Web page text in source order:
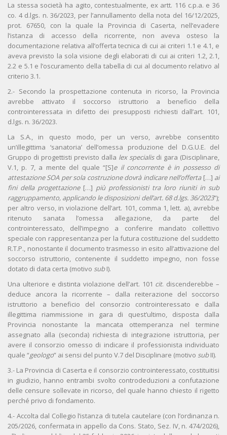
La stessa società ha agito, contestualmente, ex artt. 116 c.p.a. e 36
co. 4 d.lgs. n. 36/2023, per l’annullamento della nota del 16/12/2025,
prot. 67650, con la quale la Provincia di Caserta, nell’evadere
l’istanza di accesso della ricorrente, non aveva osteso la
documentazione relativa all’offerta tecnica di cui ai criteri 1.1 e 4.1, e
aveva previsto la sola visione degli elaborati di cui ai criteri 1.2, 2.1,
2.2 e 5.1 e l’oscuramento della tabella di cui al documento relativo al
criterio 3.1.
2.- Secondo la prospettazione contenuta in ricorso, la Provincia
avrebbe attivato il soccorso istruttorio a beneficio della
controinteressata in difetto dei presupposti richiesti dall’art. 101,
d.lgs. n. 36/2023.
La S.A., in questo modo, per un verso, avrebbe consentito
un’illegittima ‘sanatoria’ dell’omessa produzione del D.G.U.E. del
Gruppo di progettisti previsto dalla lex specialisdi gara (Disciplinare,
V.1, p. 7, a mente del quale “[S]e il concorrente è in possesso di
attestazione SOA per sola costruzione dovrà indicare nell’offerta[…] ai
fini della progettazione[…] più professionisti tra loro riuniti in sub
raggruppamento, applicando le disposizioni dell’art. 68 d.lgs. 36/2023”);
per altro verso, in violazione dell’art. 101, comma 1, lett. a), avrebbe
ritenuto sanata l’omessa allegazione, da parte del
controinteressato, dell’impegno a conferire mandato collettivo
speciale con rappresentanza per la futura costituzione del suddetto
R.T.P., nonostante il documento trasmesso in esito all’attivazione del
soccorso istruttorio, contenente il suddetto impegno, non fosse
dotato di data certa (motivo subI).
Una ulteriore e distinta violazione dell’art. 101 cit. discenderebbe –
deduce ancora la ricorrente – dalla reiterazione del soccorso
istruttorio a beneficio del consorzio controinteressato e dalla
illegittima riammissione in gara di quest’ultimo, disposta dalla
Provincia nonostante la mancata ottemperanza nel termine
assegnato alla (seconda) richiesta di integrazione istruttoria, per
avere il consorzio omesso di indicare il professionista individuato
quale “geologo” ai sensi del punto V.7 del Disciplinare (motivo subII).
3.- La Provincia di Caserta e il consorzio controinteressato, costituitisi
in giudizio, hanno entrambi svolto controdeduzioni a confutazione
delle censure sollevate in ricorso, del quale hanno chiesto il rigetto
perché privo di fondamento.
4.- Accolta dal Collegio l’istanza di tutela cautelare (con l’ordinanza n.
205/2026, confermata in appello da Cons. Stato, Sez. IV, n. 474/2026),